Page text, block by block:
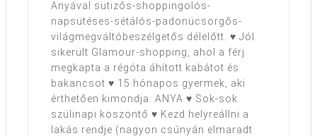
Anyával sütizős-shoppingolós-
napsütéses-sétálós-padonücsörgős-
világmegváltóbeszélgetős délelőtt. ♥ Jól
sikerült Glamour-shopping, ahol a férj
megkapta a régóta áhított kabátot és
bakancsot ♥ 15 hónapos gyermek, aki
érthetően kimondja: ANYA ♥ Sok-sok
szülinapi köszöntő ♥ Kezd helyreállni a
lakás rendje (nagyon csúnyán elmaradt